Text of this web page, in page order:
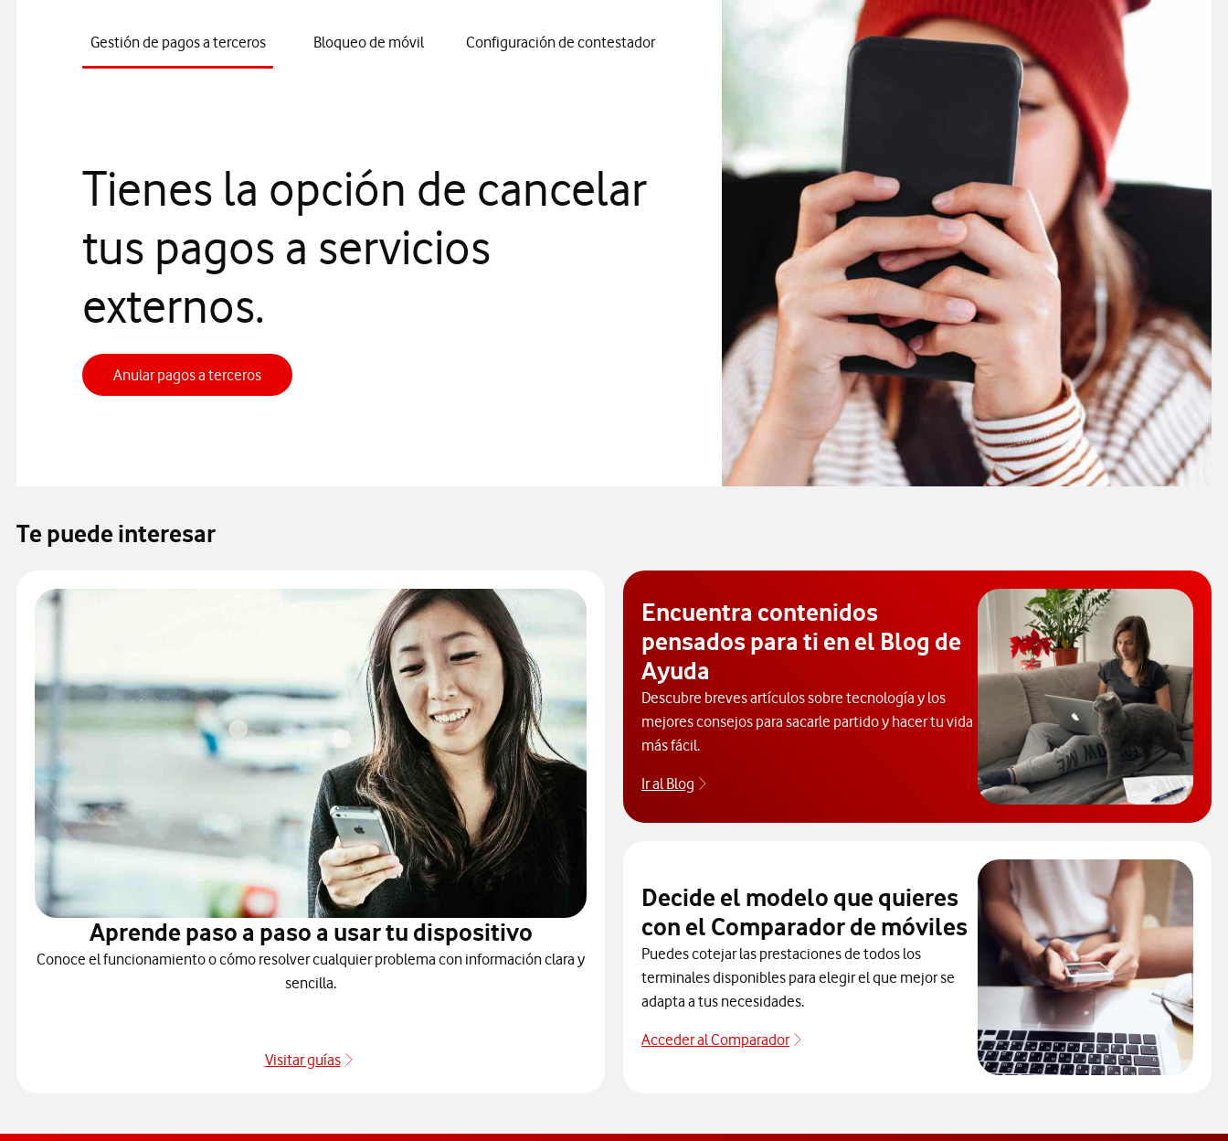
Gestión de pagos a terceros Bloqueo de móvil Configuración de contestador
Tienes la opción de cancelar
tus pagos a servicios
externos.
Anular pagos a tercerosGestión de pagos a terceros, abre en ventana nueva
Te puede interesar
Aprende paso a paso a usar tu dispositivo
Conoce el funcionamiento o cómo resolver cualquier problema con información clara y
sencilla.
Visitar guías
Encuentra contenidos
pensados para ti en el Blog de
Ayuda
Descubre breves artículos sobre tecnología y los
mejores consejos para sacarle partido y hacer tu vida
más fácil.
Ir al Blog
Descubre el blog de Ayuda. Abrir ventana modal
Decide el modelo que quieres
con el Comparador de móviles
Puedes cotejar las prestaciones de todos los
terminales disponibles para elegir el que mejor se
adapta a tus necesidades.
Acceder al Comparador